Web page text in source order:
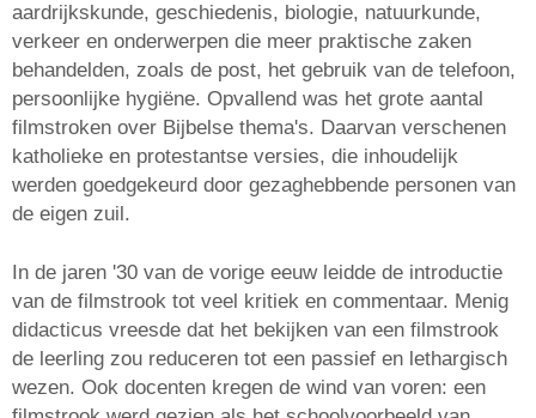
aardrijkskunde, geschiedenis, biologie, natuurkunde,
verkeer en onderwerpen die meer praktische zaken
behandelden, zoals de post, het gebruik van de telefoon,
persoonlijke hygiëne. Opvallend was het grote aantal
filmstroken over Bijbelse thema's. Daarvan verschenen
katholieke en protestantse versies, die inhoudelijk
werden goedgekeurd door gezaghebbende personen van
de eigen zuil.
In de jaren '30 van de vorige eeuw leidde de introductie
van de filmstrook tot veel kritiek en commentaar. Menig
didacticus vreesde dat het bekijken van een filmstrook
de leerling zou reduceren tot een passief en lethargisch
wezen. Ook docenten kregen de wind van voren: een